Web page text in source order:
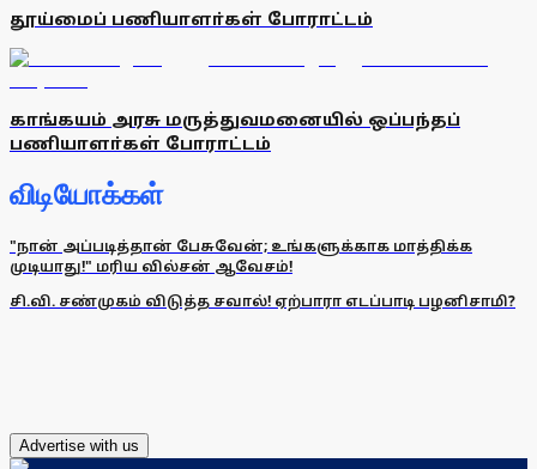
தூய்மைப் பணியாளா்கள் போராட்டம்
காங்கயம் அரசு மருத்துவமனையில் ஒப்பந்தப்
பணியாளா்கள் போராட்டம்
விடியோக்கள்
"நான் அப்படித்தான் பேசுவேன்; உங்களுக்காக மாத்திக்க
முடியாது!" மரிய வில்சன் ஆவேசம்!
சி.வி. சண்முகம் விடுத்த சவால்! ஏற்பாரா எடப்பாடி பழனிசாமி?
Advertise with us